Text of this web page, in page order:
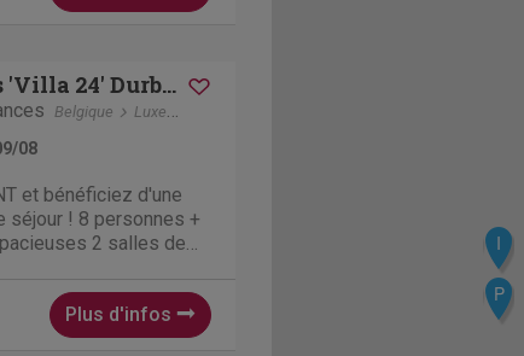
Vakantiehuis 'Villa 24' Durbuy
Belgique Luxembourg
08
et bénéficiez d'une
séjour ! 8 personnes +
2 salles de
Cuisine
table à manger Four,
Plus d'infos
I
P